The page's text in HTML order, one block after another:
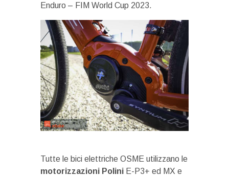
Enduro – FIM World Cup 2023.
Tutte le bici elettriche OSME utilizzano le
motorizzazioni Polini E-P3+ ed MX e